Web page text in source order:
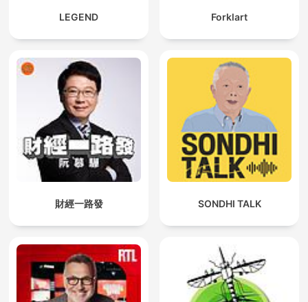
LEGEND Forklart
財經一路發 SONDHI TALK